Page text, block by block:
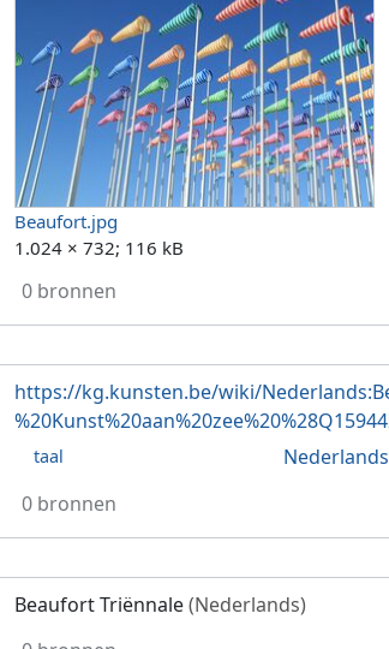
Beaufort.jpg
1.024 × 732; 116 kB
0 bronnen
https://kg.kunsten.be/wiki/
taal
Nederlands
0 bronnen
Beaufort Triënnale(Nederlands)